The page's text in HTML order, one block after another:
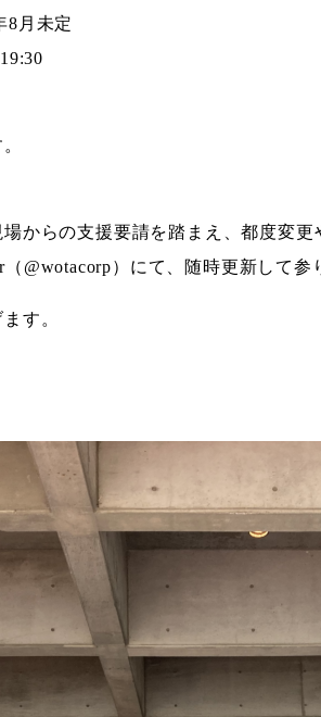
月未定
からの支援要請を踏まえ、都度変
@wotacorp）にて、随時更新して参
す。